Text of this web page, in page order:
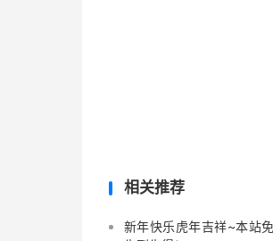
相关推荐
新年快乐虎年吉祥~本站